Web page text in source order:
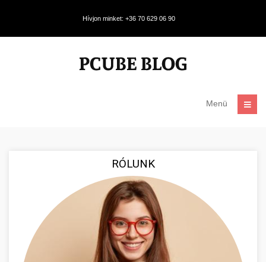
Hívjon minket: +36 70 629 06 90
Menü
RÓLUNK